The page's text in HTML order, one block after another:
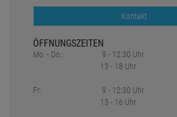
Kontakt
ÖFFNUNGSZEITEN
Mo. - Do.:
Fr:
9 - 12:30 Uhr
13 - 18 Uhr
9 - 12:30 Uhr
13 - 16 Uhr